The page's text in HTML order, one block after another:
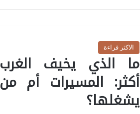
الاكثر قراءة
ما الذي يخيف الغرب
أكثر: المسيرات أم من
يشغلها؟